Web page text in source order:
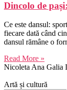
Dincolo de
Ce este dansul:
fiecare dată când
dansul rămâne o
Read More »
Nicoleta Ana Galia
Artă și cultură